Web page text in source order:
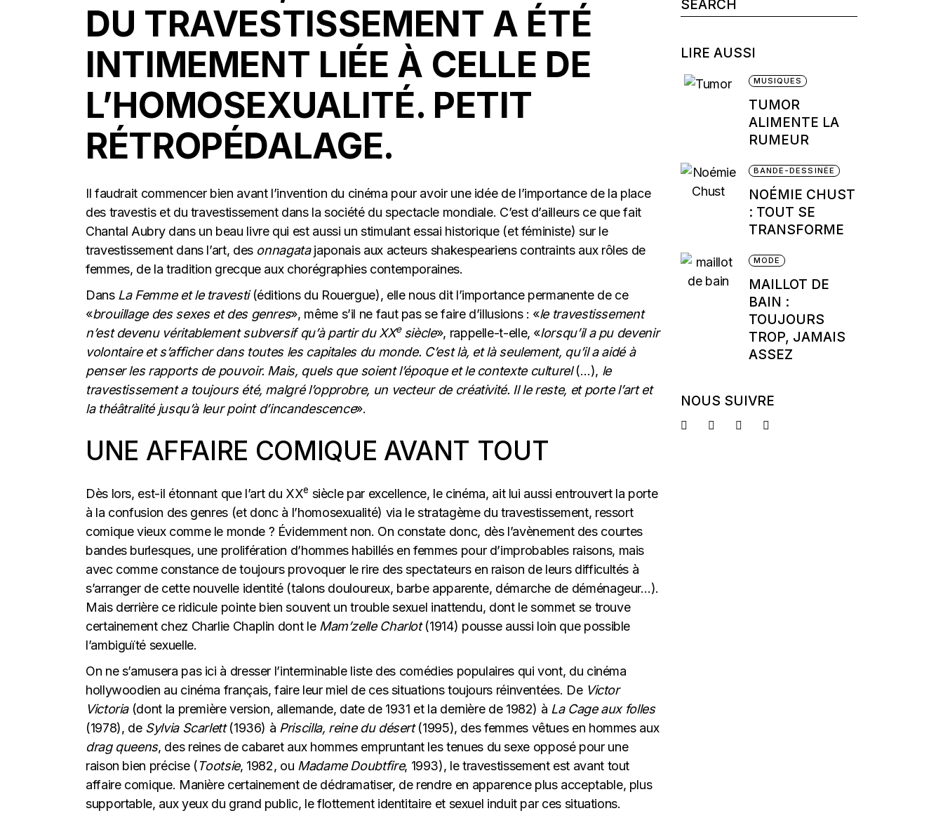
DU TRAVESTISSEMENT A ÉTÉ
INTIMEMENT LIÉE À CELLE DE
L’HOMOSEXUALITÉ. PETIT
RÉTROPÉDALAGE.
Il faudrait commencer bien avant l’invention du cinéma pour avoir une idée de l’importance de la place
des travestis et du travestissement dans la société du spectacle mondiale. C’est d’ailleurs ce que fait
Chantal Aubry dans un beau livre qui est aussi un stimulant essai historique (et féministe) sur le
travestissement dans l’art, des onnagatajaponais aux acteurs shakespeariens contraints aux rôles de
femmes, de la tradition grecque aux chorégraphies contemporaines.
Dans La Femme et le travesti(éditions du Rouergue), elle nous dit l’importance permanente de ce
«brouillage des sexes et des genres», même s’il ne faut pas se faire d’illusions : «le travestissement
n’est devenu véritablement subversif qu’à partir du XXesiècle», rappelle-t-elle, «lorsqu’il a pu devenir
volontaire et s’afficher dans toutes les capitales du monde. C’est là, et là seulement, qu’il a aidé à
penser les rapports de pouvoir. Mais, quels que soient l’époque et le contexte culturel(…), le
travestissement a toujours été, malgré l’opprobre, un vecteur de créativité. Il le reste, et porte l’art et
la théâtralité jusqu’à leur point d’incandescence».
UNE AFFAIRE COMIQUE AVANT TOUT
Dès lors, est-il étonnant que l’art du XXe siècle par excellence, le cinéma, ait lui aussi entrouvert la porte
à la confusion des genres (et donc à l’homosexualité) via le stratagème du travestissement, ressort
comique vieux comme le monde ? Évidemment non. On constate donc, dès l’avènement des courtes
bandes burlesques, une prolifération d’hommes habillés en femmes pour d’improbables raisons, mais
avec comme constance de toujours provoquer le rire des spectateurs en raison de leurs difficultés à
s’arranger de cette nouvelle identité (talons douloureux, barbe apparente, démarche de déménageur…).
Mais derrière ce ridicule pointe bien souvent un trouble sexuel inattendu, dont le sommet se trouve
certainement chez Charlie Chaplin dont le Mam’zelle Charlot(1914) pousse aussi loin que possible
l’ambiguïté sexuelle.
On ne s’amusera pas ici à dresser l’interminable liste des comédies populaires qui vont, du cinéma
hollywoodien au cinéma français, faire leur miel de ces situations toujours réinventées. De Victor
Victoria(dont la première version, allemande, date de 1931 et la dernière de 1982) à La Cage aux folles
(1978), de Sylvia Scarlett(1936) à Priscilla, reine du désert(1995), des femmes vêtues en hommes aux
drag queens, des reines de cabaret aux hommes empruntant les tenues du sexe opposé pour une
raison bien précise (Tootsie, 1982, ou Madame Doubtfire, 1993), le travestissement est avant tout
affaire comique. Manière certainement de dédramatiser, de rendre en apparence plus acceptable, plus
supportable, aux yeux du grand public, le flottement identitaire et sexuel induit par ces situations.
for:
LIRE AUSSI
MUSIQUES
TUMOR
ALIMENTE LA
RUMEUR
BANDE-DESSINÉE
NOÉMIE CHUST
: TOUT SE
TRANSFORME
MODE
MAILLOT DE
BAIN :
TOUJOURS
TROP, JAMAIS
ASSEZ
NOUS SUIVRE